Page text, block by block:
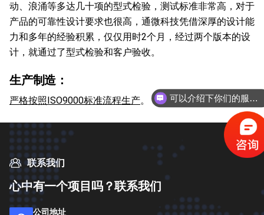
动、浪涌等多达几十项的型式检验 ，测试标准非常高，对于
产品的可靠性设计要求也很高，通微科技凭借深厚的设计能
力和多年的经验积累， 仅仅用时2个月，经过两个版本的设
计，就通过了型式检验和客户验收。
生产制造：
严格按照ISO9000标准流程生产。
联系我们
心中有一个项目 吗？联系我们
公司地址
可以介绍下你们的服务内容么？